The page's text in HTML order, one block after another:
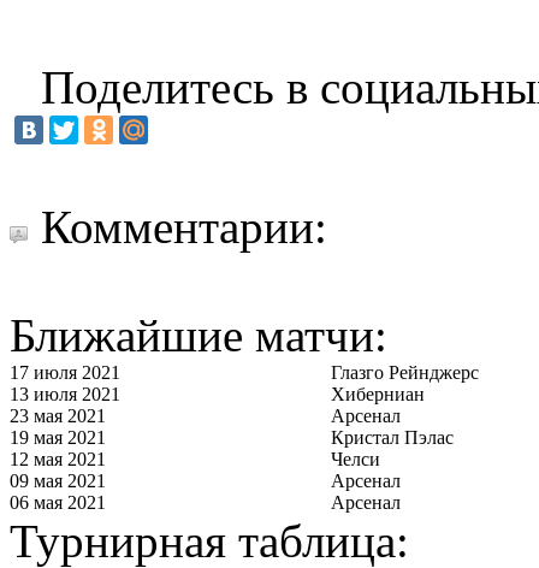
Поделитесь в
Комментарии:
Ближайшие матчи:
17 июля 2021
Глазго Рейнджерс
13 июля 2021
Хиберниан
23 мая 2021
Арсенал
19 мая 2021
Кристал Пэлас
12 мая 2021
Челси
09 мая 2021
Арсенал
06 мая 2021
Арсенал
Турнирная таблица: